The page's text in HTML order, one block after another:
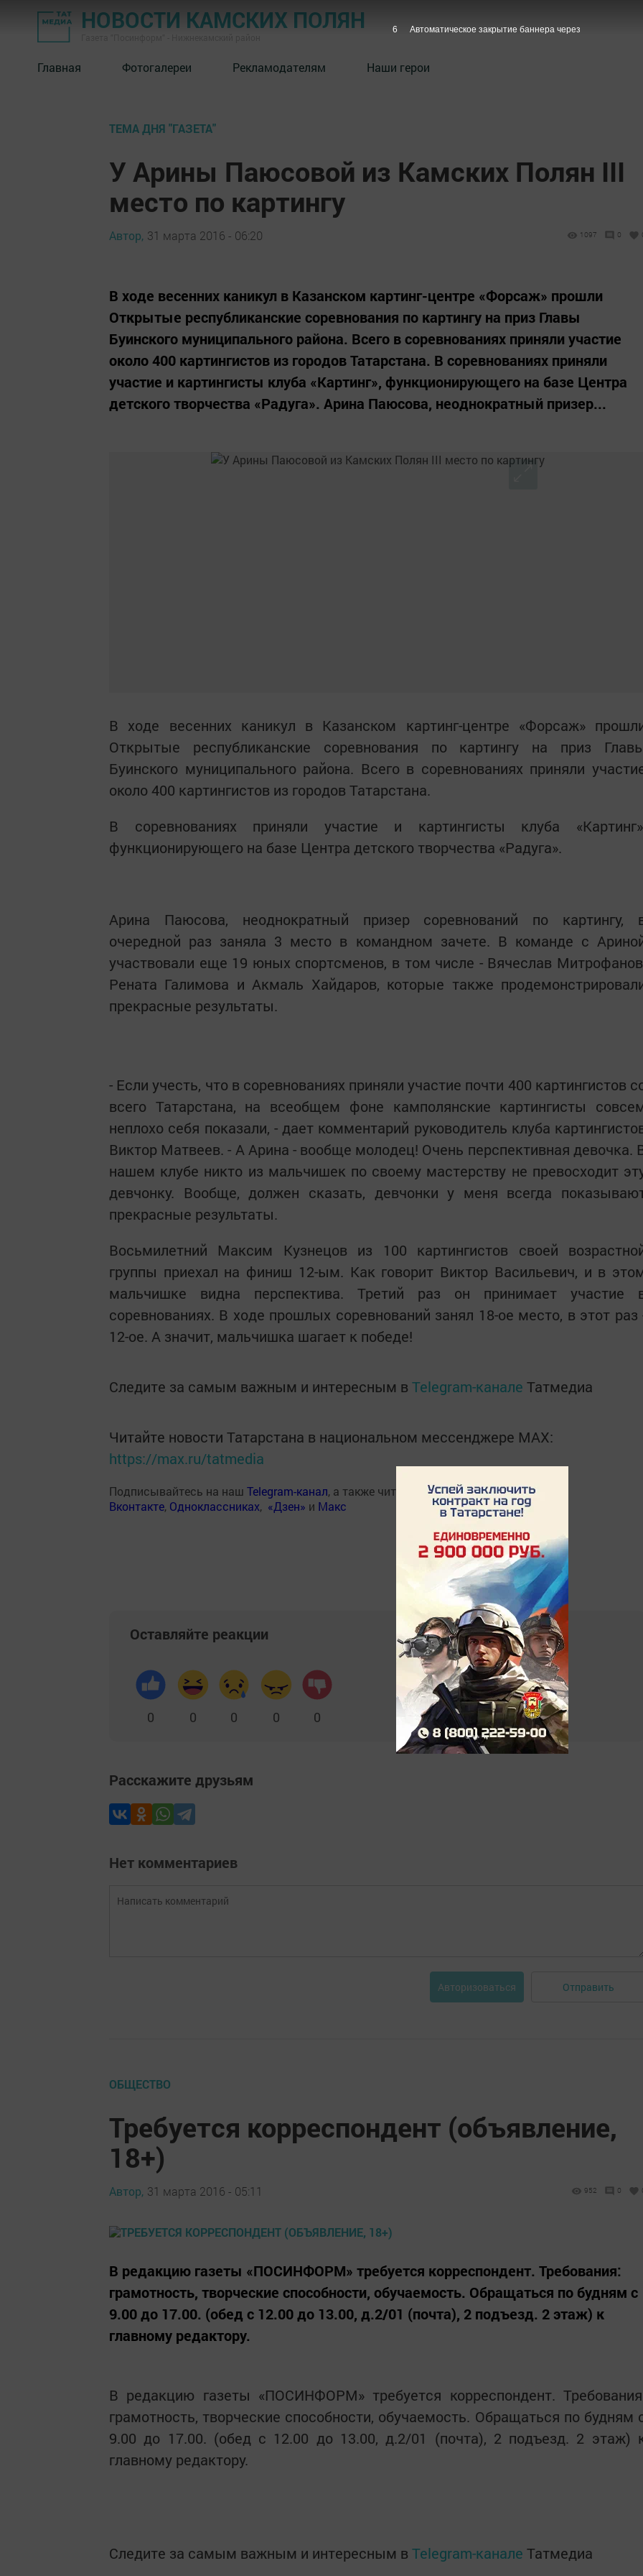
НОВОСТИ КАМСКИХ ПОЛЯН
Главная Фотогалереи Рекламодателям Наши герои
ТЕМА ДНЯ "ГАЗЕТА"
У Арины Паюсовой из Камских Полян III
место по картингу
Автор, 31 марта 2016 - 06:20 1097 0
В ходе весенних каникул в Казанском картинг-центре «Форсаж» прошли
Открытые республиканские соревнования по картингу на приз Главы
Буинского муниципального района. Всего в соревнованиях приняли участие
около 400 картингистов из городов Татарстана. В соревнованиях приняли
участие и картингисты клуба «Картинг», функционирующего на базе Центра
детского творчества «Радуга». Арина Паюсова, неоднократный призер...
В ходе весенних каникул в Казанском картинг-центре «Форсаж»
Открытые республиканские соревнования по картингу на приз
Буинского муниципального района. Всего в соревнованиях приняли
около 400 картингистов из городов Татарстана.
В соревнованиях приняли участие и картингисты клуба
функционирующего на базе Центра детского творчества «Радуга».
Арина Паюсова, неоднократный призер соревнований по картингу,
очередной раз заняла 3 место в командном зачете. В команде с
участвовали еще 19 юных спортсменов, в том числе - Вячеслав
Рената Галимова и Акмаль Хайдаров, которые также
прекрасные результаты.
- Если учесть, что в соревнованиях приняли участие почти 400 картингистов
всего Татарстана, на всеобщем фоне камполянские картингисты
неплохо себя показали, - дает комментарий руководитель клуба
Виктор Матвеев. - А Арина - вообще молодец! Очень перспективная девочка.
нашем клубе никто из мальчишек по своему мастерству не превосходит
девчонку. Вообще, должен сказать, девчонки у меня всегда
прекрасные результаты.
Восьмилетний Максим Кузнецов из 100 картингистов своей
группы приехал на финиш 12-ым. Как говорит Виктор Васильевич, и в
мальчишке видна перспектива. Третий раз он принимает участие
соревнованиях. В ходе прошлых соревнований занял 18-ое место, в этот раз
12-ое. А значит, мальчишка шагает к победе!
Следите за самым важным и интересным в Telegram-канале Татмедиа
Читайте новости Татарстана в национальном мессенджере MАХ:
https://max.ru/tatmedia
Подписывайтесь на наш Telegram-канал, а также читайте нас
Вконтакте, Одноклассниках, «Дзен» и Макс
Оставляйте реакции
0 0 0 0 0
Расскажите друзьям
Нет комментариев
Авторизоваться Отправить
ОБЩЕСТВО
Требуется корреспондент (объявление,
18+)
Автор, 31 марта 2016 - 05:11 952 0
В редакцию газеты «ПОСИНФОРМ» требуется корреспондент. Требования:
грамотность, творческие способности, обучаемость. Обращаться по будням с
9.00 до 17.00. (обед с 12.00 до 13.00, д.2/01 (почта), 2 подъезд. 2 этаж) к
главному редактору.
В редакцию газеты «ПОСИНФОРМ» требуется корреспондент.
грамотность, творческие способности, обучаемость. Обращаться по будням
9.00 до 17.00. (обед с 12.00 до 13.00, д.2/01 (почта), 2 подъезд. 2 этаж)
главному редактору.
Следите за самым важным и интересным в Telegram-канале Татмедиа
5 Автоматическое закрытие баннера через